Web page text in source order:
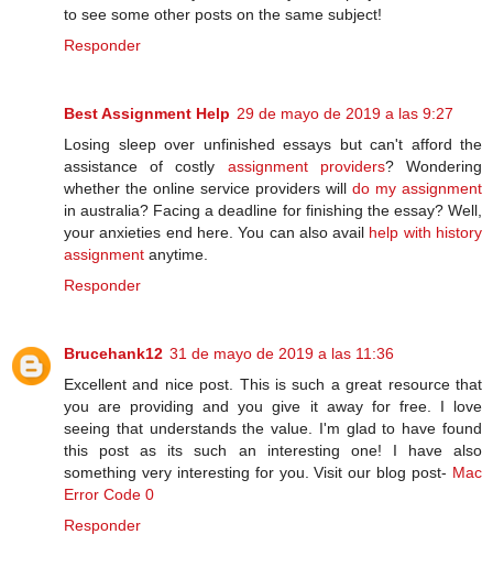
to see some other posts on the same subject!
Responder
Best Assignment Help 29 de mayo de 2019 a las 9:27
Losing sleep over unfinished essays but can't afford the
assistance of costly assignment providers? Wondering
whether the online service providers will do my assignment
in australia? Facing a deadline for finishing the essay? Well,
your anxieties end here. You can also avail help with history
assignment anytime.
Responder
Brucehank12 31 de mayo de 2019 a las 11:36
Excellent and nice post. This is such a great resource that
you are providing and you give it away for free. I love
seeing that understands the value. I'm glad to have found
this post as its such an interesting one! I have also
something very interesting for you. Visit our blog post- Mac
Error Code 0
Responder